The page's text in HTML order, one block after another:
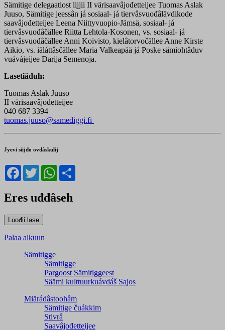
Sämitige delegaatiost lijjii II värisaavâjođetteijee Tuomas Aslak
Juuso, Sämitige jeessân já sosiaal- já tiervâsvuođâlävdikode
saavâjođetteijee Leena Niittyvuopio-Jämsä, sosiaal- já
tiervâsvuođâčällee Riitta Lehtola-Kosonen, vs. sosiaal- já
tiervâsvuođâčällee Anni Koivisto, kielâtorvočällee Anne Kirste
Aikio, vs. iäláttâsčällee Maria Valkeapää já Poske sämiohtâduv
vuávájeijee Darija Semenoja.
Lasetiäđuh:
Tuomas Aslak Juuso
II värisaavâjođetteijee
040 687 3394
tuomas.juuso@samediggi.fi
Jyevi siijđo ovdâskulij
Facebook
TwitterWhatsApp
Eres uđđâseh
Palaa alkuun
Sämitigge
Sämitigge
Pargoost Sämitiggeest
Säämi kulttuurkuávdáš Sajos
Miärádâstoohâm
Sämitige čuákkim
Stivrâ
Saavâjođetteijee